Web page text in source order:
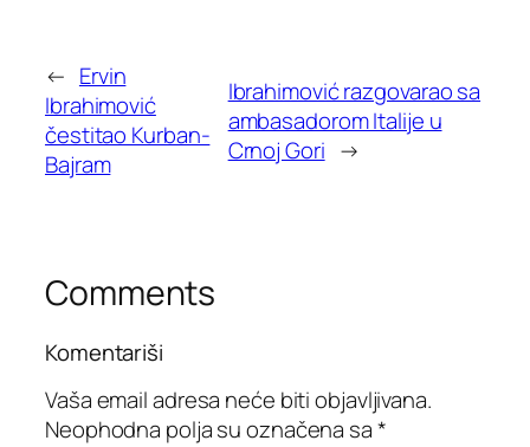
← Ervin
Ibrahimović
čestitao Kurban-
Bajram
Ibrahimović razgovarao sa
ambasadorom Italije u
Crnoj Gori →
Comments
Komentariši
Vaša email adresa neće biti objavljivana.
Neophodna polja su označena sa*